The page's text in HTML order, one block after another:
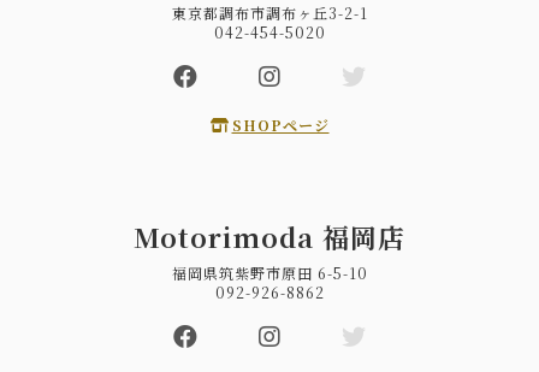
東京都調布市調布ヶ丘3-2-1
042-454-5020
SHOPページ
Motorimoda 福岡店
福岡県筑紫野市原田 6-5-10
092-926-8862